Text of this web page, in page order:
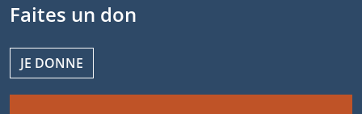
Faites un don
JE DONNE